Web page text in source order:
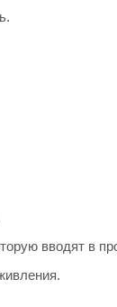
вводят в